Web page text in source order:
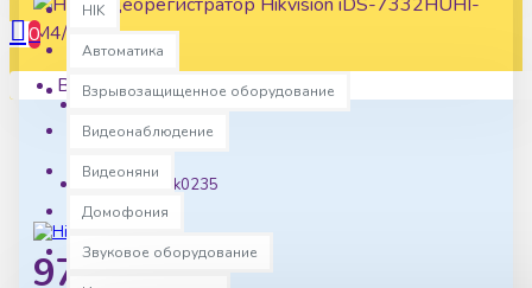
HIK
Автоматика
Взрывозащищенное оборудование
Видеонаблюдение
Видеоняни
Домофония
Звуковое оборудование
0
Ваша корзина пуста!
97582р.
Наличие:
Артикул:
hk0235